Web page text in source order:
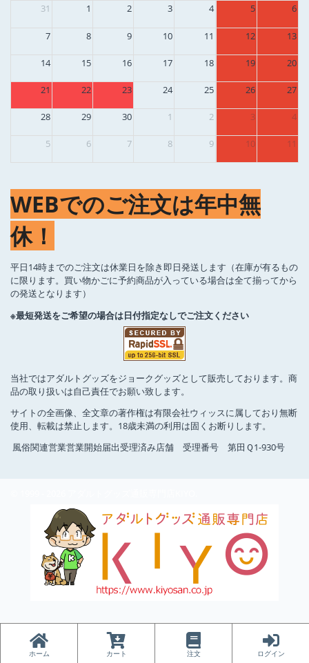
31
1 2 3 4 5 6
7 8 9 10 11 12 13
14 15 16 17 18 19 20
21 22 23 24 25 26 27
28 29 30 1 2 3 4
5 6 7 8 9 10 11
WEBでのご注文は年中無
休！
平日14時までのご注文は休業日を除き即日発送します（在庫が有るもの
に限ります。買い物かごに予約商品が入っている場合は全て揃ってから
の発送となります）
※最短発送をご希望の場合は日付指定なしでご注文ください
当社ではアダルトグッズをジョークグッズとして販売しております。商
品の取り扱いは自己責任でお願い致します。
サイトの全画像、全文章の著作権は有限会社ウィッスに属しており無断
使用、転載は禁止します。18歳未満の利用は固くお断りします。
風俗関連営業営業開始届出受理済み店舗 受理番号 第田Ｑ1-930号
ホーム カート 注文 ログイン